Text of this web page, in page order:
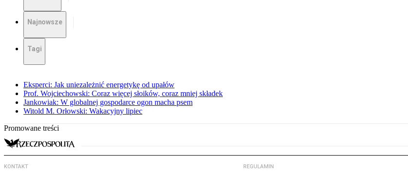
Najnowsze
Tagi
Eksperci: Jak uniezależnić energetykę od upałów
Prof. Wojciechowski: Coraz więcej słoików, coraz mniej składek
Jankowiak: W globalnej gospodarce ogon macha psem
Witold M. Orłowski: Wakacyjny lipiec
Promowane treści
KONTAKT REGULAMIN